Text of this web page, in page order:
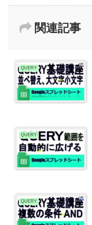
関連記事
QUERY
QUERY
QUERY